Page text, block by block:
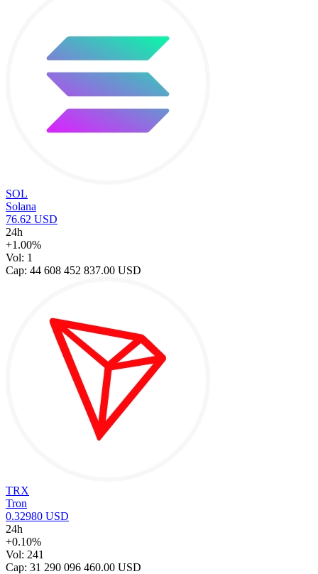
SOL
Solana
76.62 USD
24h
+1.00%
Vol: 1
Cap: 44 608 452 837.00 USD
TRX
Tron
0.32980 USD
24h
+0.10%
Vol: 241
Cap: 31 290 096 460.00 USD